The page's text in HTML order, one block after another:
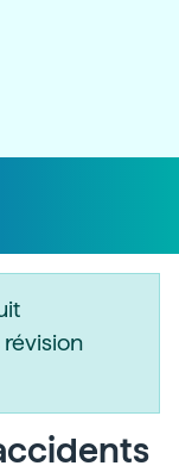
révision